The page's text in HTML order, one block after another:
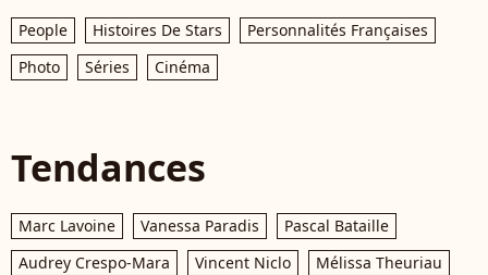
People Histoires De Stars
Personnalités Françaises
Photo
Séries Cinéma
Tendances
Marc Lavoine Vanessa Paradis
Pascal Bataille
Audrey Crespo-Mara
Vincent Niclo
Mélissa Theuriau